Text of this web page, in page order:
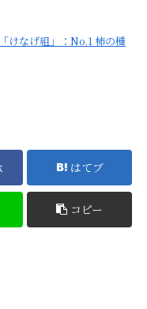
けなげ組」：No.1 柿の種
はてブ
コピー